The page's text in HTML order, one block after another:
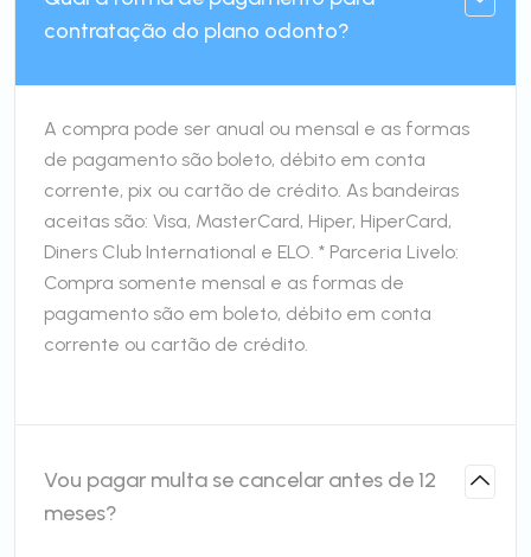
contratação do plano odonto?
A compra pode ser anual ou mensal e as formas
de pagamento são boleto, débito em conta
corrente, pix ou cartão de crédito. As bandeiras
aceitas são: Visa, MasterCard, Hiper, HiperCard,
Diners Club International e ELO. * Parceria Livelo:
Compra somente mensal e as formas de
pagamento são em boleto, débito em conta
corrente ou cartão de crédito.
Vou pagar multa se cancelar antes de 12
meses?